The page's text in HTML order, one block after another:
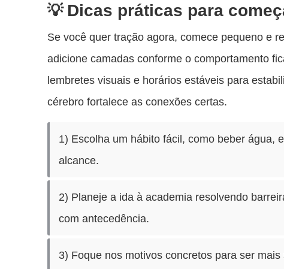
Dicas práticas para
Se você quer tração agora, comece pequeno e
adicione camadas conforme o comportamento
lembretes visuais e horários estáveis para
cérebro fortalece as conexões certas.
1) Escolha um hábito fácil, como beber água,
alcance.
2) Planeje a ida à academia resolvendo
com antecedência.
3) Foque nos motivos concretos para ser